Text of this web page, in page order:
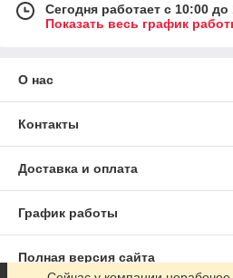
Сегодня работает с 10:00 до
Показать весь график
О нас
Контакты
Доставка и оплата
График работы
Полная версия сайта